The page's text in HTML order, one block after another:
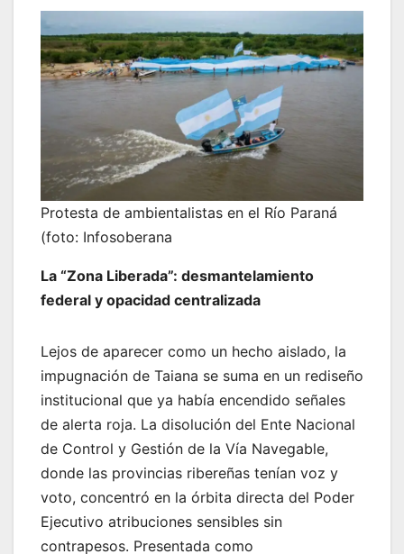
Protesta de ambientalistas en el Río Paraná
(foto: Infosoberana
La “Zona Liberada”: desmantelamiento
federal y opacidad centralizada
Lejos de aparecer como un hecho aislado, la
impugnación de Taiana se suma en un rediseño
institucional que ya había encendido señales
de alerta roja. La disolución del Ente Nacional
de Control y Gestión de la Vía Navegable,
donde las provincias ribereñas tenían voz y
voto, concentró en la órbita directa del Poder
Ejecutivo atribuciones sensibles sin
contrapesos. Presentada como